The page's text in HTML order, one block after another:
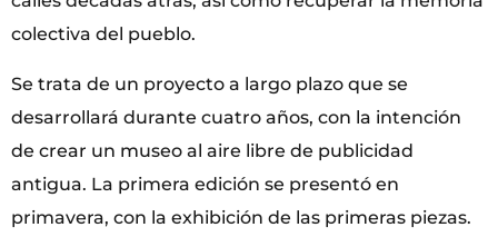
colectiva del pueblo.
Se trata de un proyecto a largo plazo que se
desarrollará durante cuatro años, con la intención
de crear un museo al aire libre de publicidad
antigua. La primera edición se presentó en
primavera, con la exhibición de las primeras piezas.